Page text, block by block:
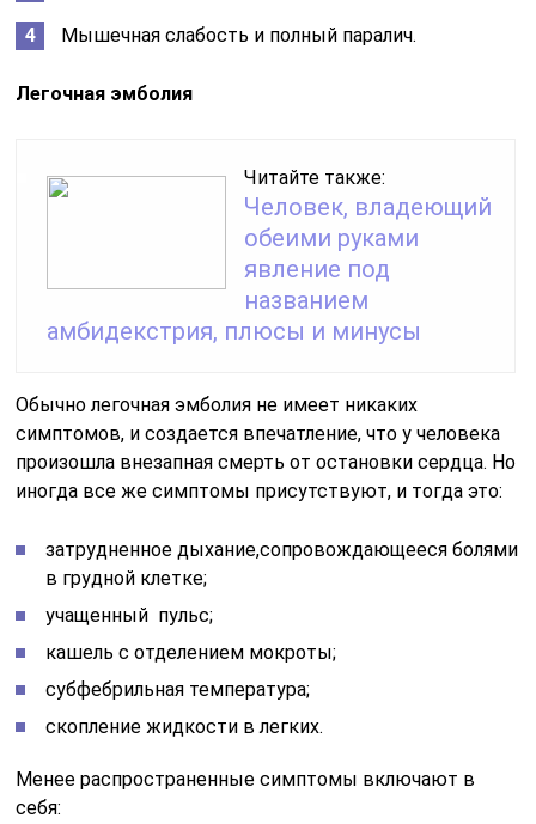
Мышечная слабость и полный паралич.
Легочная эмболия
Читайте также:
Человек, владеющий
обеими руками
явление под
названием
амбидекстрия, плюсы и минусы
Обычно легочная эмболия не имеет никаких
симптомов, и создается впечатление, что у человека
произошла внезапная смерть от остановки сердца. Но
иногда все же симптомы присутствуют, и тогда это:
затрудненное дыхание,сопровождающееся болями
в грудной клетке;
учащенный пульс;
кашель с отделением мокроты;
субфебрильная температура;
скопление жидкости в легких.
Менее распространенные симптомы включают в
себя: